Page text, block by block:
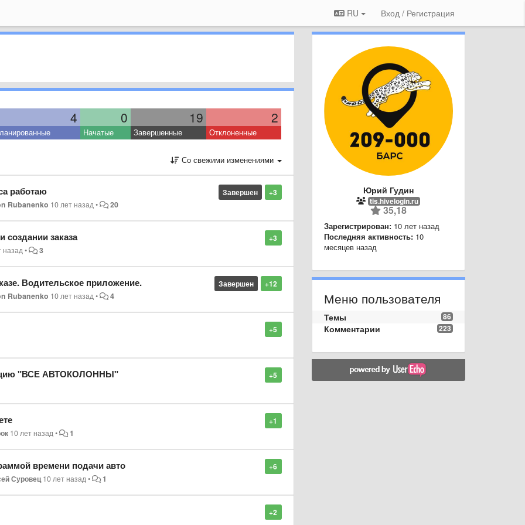
RU Вход / Регистрация
4 0 19 2
Начатые Завершенные Отклоненные
Со свежими изменениями
+3
Завершен
работаю
Rubanenko 10 лет назад• 20
+3
заказа
назад• 3
+12
Завершен
Водительское приложение.
Rubanenko 10 лет назад• 4
+5
+5
"ВСЕ АВТОКОЛОННЫ"
+1
10 лет назад• 1
+6
времени подачи авто
Суровец10 лет назад• 1
+2
Юрий Гудин
tis.hivelogin.ru
35,18
Зарегистрирован: 10 лет назад
Последняя активность: 10
месяцев назад
Меню пользователя
86
Темы
223
Комментарии